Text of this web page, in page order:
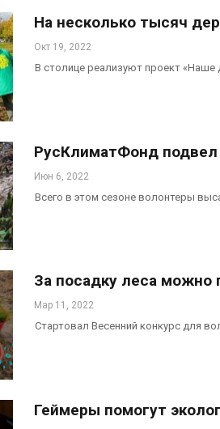
На несколько тысяч
Окт 19, 2022
В столице реализуют проект «Наше
РусКлиматФонд подвел
Июн 6, 2022
Всего в этом сезоне волонтеры
За посадку леса можно
Мар 11, 2022
Стартовал Весенний конкурс для
Геймеры помогут